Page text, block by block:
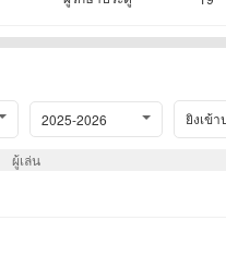
2025-2026 ยิงเข้า
ผู้เล่น